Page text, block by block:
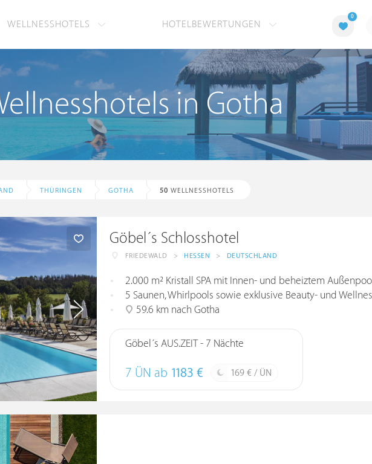
WELLNESSHOTELS HOTELBEWERTUNGEN
0
in Gotha
THÜRINGEN GOTHA 50 WELLNESSHOTELS
Göbel´s Schlosshotel
FRIEDEWALD > HESSEN > DEUTSCHLAND
2.000 m² Kristall SPA mit Innen- und beheiztem
5 Saunen, Whirlpools sowie exklusive Beauty- und
59.6 km nach Gotha
Göbel´s AUS.ZEIT - 7 Nächte
7 ÜN ab 1183 € 169 € / ÜN